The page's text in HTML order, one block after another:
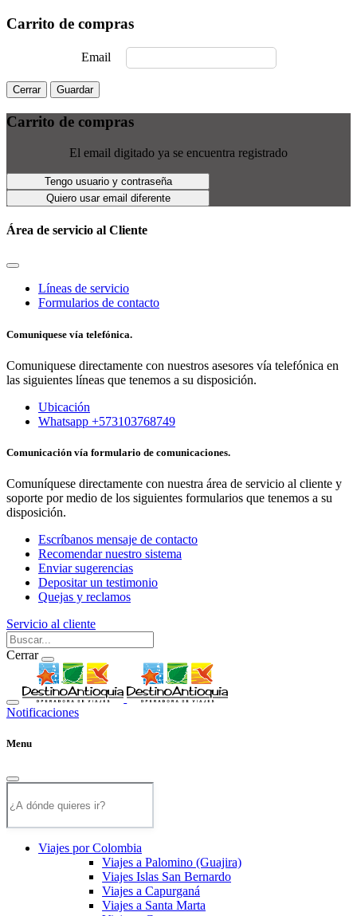
Carrito de compras
Email
Cerrar Guardar
Carrito de compras
El email digitado ya se encuentra registrado
Tengo usuario y contraseña
Quiero usar email diferente
Área de servicio al Cliente
Líneas de servicio
Formularios de contacto
Comuniquese vía telefónica.
Comuniquese directamente con nuestros asesores vía telefónica en
las siguientes líneas que tenemos a su disposición.
Ubicación
Whatsapp +573103768749
Comunicación vía formulario de comunicaciones.
Comuníquese directamente con nuestra área de servicio al cliente y
soporte por medio de los siguientes formularios que tenemos a su
disposición.
Escríbanos mensaje de contacto
Recomendar nuestro sistema
Enviar sugerencias
Depositar un testimonio
Quejas y reclamos
Servicio al cliente
Cerrar
Notificaciones
Menu
Viajes por Colombia
Viajes a Palomino (Guajira)
Viajes Islas San Bernardo
Viajes a Capurganá
Viajes a Santa Marta